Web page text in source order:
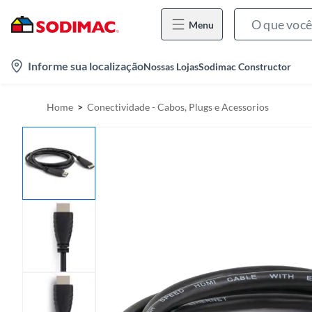
Menu
Informe sua localizaçãoNossas LojasSodimac Constructor
Home Conectividade - Cabos, Plugs e Acessorios